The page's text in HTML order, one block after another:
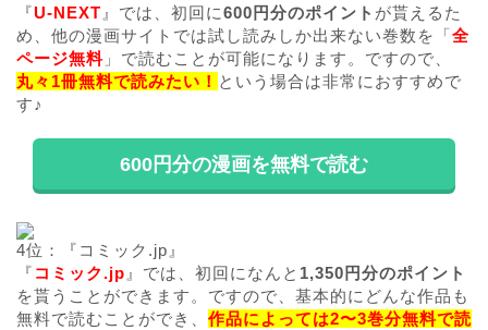
『U-NEXT 』では、初回に600円分のポイント が貰えるた
め、他の漫画サイトでは試し読みしか出来ない巻数を「全
ページ無料 」で読むことが可能になります。ですので、
丸々1冊無料で読みたい！ という場合は非常におすすめで
す♪
600円分の漫画を無料で読む
4位：『コミック.jp』
『 コミック.jp 』では、初回になんと 1,350円分のポイント
を貰うことができます。ですので、基本的にどんな作品も
無料で読むことができ、 作品によっては2〜3巻分無料で読